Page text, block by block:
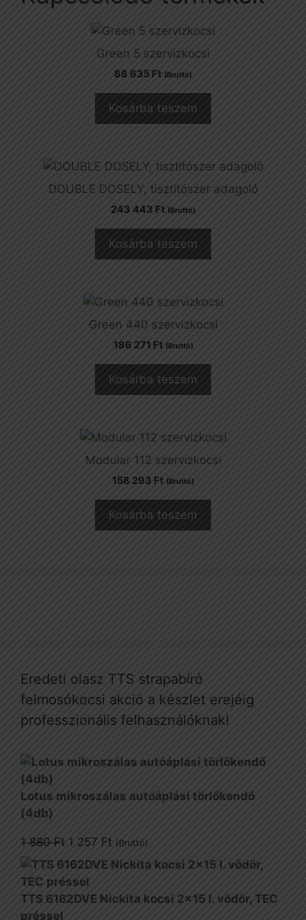
Green 5 szervizkocsi
88 635 Ft (Bruttó)
Kosárba teszem
DOUBLE DOSELY, tisztítószer adagoló
243 443 Ft (Bruttó)
Kosárba teszem
Green 440 szervizkocsi
186 271 Ft (Bruttó)
Kosárba teszem
Modular 112 szervizkocsi
158 293 Ft (Bruttó)
Kosárba teszem
Eredeti olasz TTS strapabíró
felmosókocsi akció a készlet erejéig
professzionális felhasználóknak!
Lotus mikroszálas autóáplási törlőkendő
(4db)
1 880Ft Original
price
was:
1
1 257 Ft Current
price
(Bruttó)
TTS 6162DVE Nickita kocsi 2x15 l. vödör, TEC
préssel